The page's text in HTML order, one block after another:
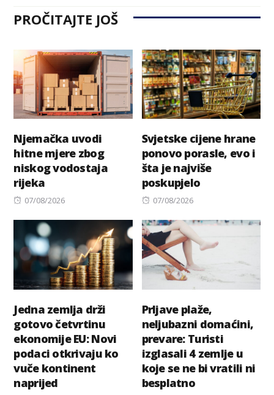
PROČITAJTE JOŠ
Njemačka uvodi
hitne mjere zbog
niskog vodostaja
rijeka
Posted
07/08/2026
Svjetske cijene hrane
ponovo porasle, evo i
šta je najviše
poskupjelo
Posted
07/08/2026
Jedna zemlja drži
gotovo četvrtinu
ekonomije EU: Novi
podaci otkrivaju ko
vuče kontinent
naprijed
Prljave plaže,
neljubazni domaćini,
prevare: Turisti
izglasali 4 zemlje u
koje se ne bi vratili ni
besplatno